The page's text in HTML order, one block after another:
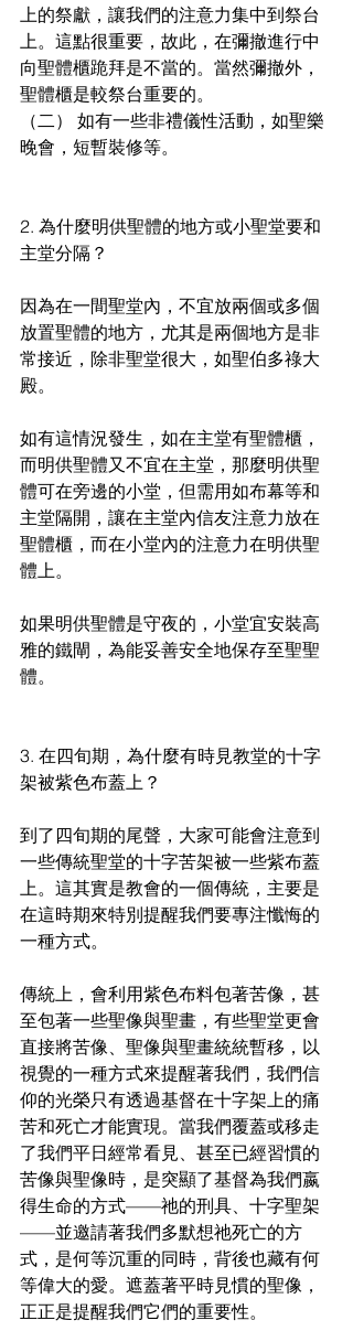
上的祭獻，讓我們的注意力集中到祭台
上。這點很重要，故此，在彌撤進行中
向聖體櫃跪拜是不當的。當然彌撤外，
聖體櫃是較祭台重要的。
（二） 如有一些非禮儀性活動，如聖樂
晚會，短暫裝修等。
2. 為什麼明供聖體的地方或小聖堂要和
主堂分隔？
因為在一間聖堂內，不宜放兩個或多個
放置聖體的地方，尤其是兩個地方是非
常接近，除非聖堂很大，如聖伯多祿大
殿。
如有這情況發生，如在主堂有聖體櫃，
而明供聖體又不宜在主堂，那麼明供聖
體可在旁邊的小堂，但需用如布幕等和
主堂隔開，讓在主堂內信友注意力放在
聖體櫃，而在小堂內的注意力在明供聖
體上。
如果明供聖體是守夜的，小堂宜安裝高
雅的鐵閘，為能妥善安全地保存至聖聖
體。
3. 在四旬期，為什麼有時見教堂的十字
架被紫色布蓋上？
到了四旬期的尾聲，大家可能會注意到
一些傳統聖堂的十字苦架被一些紫布蓋
上。這其實是教會的一個傳統，主要是
在這時期來特別提醒我們要專注懺悔的
一種方式。
傳統上，會利用紫色布料包著苦像，甚
至包著一些聖像與聖畫，有些聖堂更會
直接將苦像、聖像與聖畫統統暫移，以
視覺的一種方式來提醒著我們，我們信
仰的光榮只有透過基督在十字架上的痛
苦和死亡才能實現。當我們覆蓋或移走
了我們平日經常看見、甚至已經習慣的
苦像與聖像時，是突顯了基督為我們嬴
得生命的方式——祂的刑具、十字聖架
——並邀請著我們多默想祂死亡的方
式，是何等沉重的同時，背後也藏有何
等偉大的愛。遮蓋著平時見慣的聖像，
正正是提醒我們它們的重要性。